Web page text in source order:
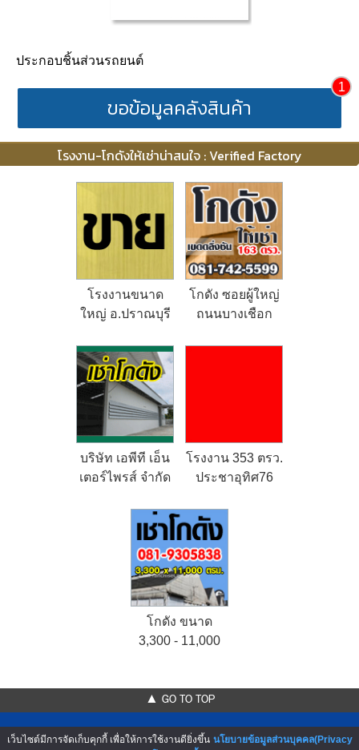
ประกอบชิ้นส่วนรถยนต์
ขอข้อมูลคลังสินค้า
1
โรงงาน-โกดังให้เช่าน่าสนใจ : Verified Factory
โรงงานขนาด
ใหญ่ อ.ปราณบุรี
โกดัง ซอยผู้ใหญ่
ถนนบางเชือก
บริษัท เอพีที เอ็น
เตอร์ไพรส์ จำกัด
โรงงาน 353 ตรว.
ประชาอุทิศ76
โกดัง ขนาด
3,300 - 11,000
▲ GO TO TOP
เว็บไซต์มีการจัดเก็บคุกกี้ เพื่อให้การใช้งานดียิ่งขึ้น นโยบายข้อมูลส่วนบุคคล(Privacy